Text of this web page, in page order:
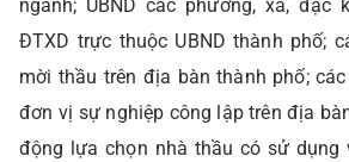
ngành; UBND các phường, xã, đặc
ĐTXD trực thuộc UBND thành phố;
mời thầu trên địa bàn thành phố;
đơn vị sự nghiệp công lập trên địa
động lựa chọn nhà thầu có sử dụng